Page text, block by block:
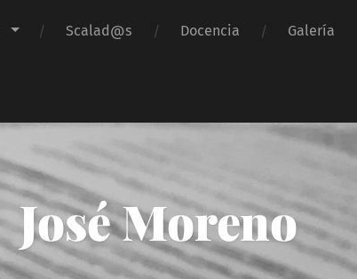
Scalad@s Docencia Galería
José Moreno